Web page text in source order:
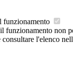
funzionamento
funzionamento non
l'elenco